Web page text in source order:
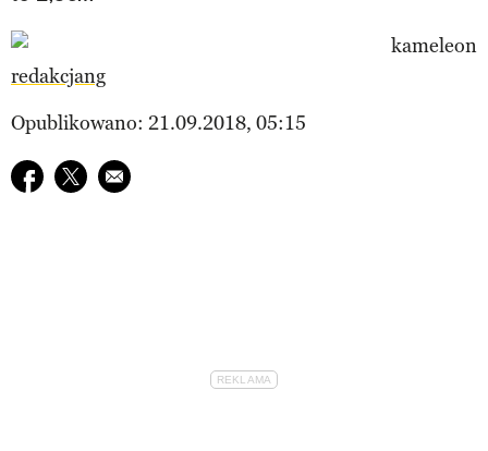
redakcjang
Opublikowano: 21.09.2018, 05:15
Udostępnij na facebook
Udostępnij na twitter
E-mail do przyjaciela